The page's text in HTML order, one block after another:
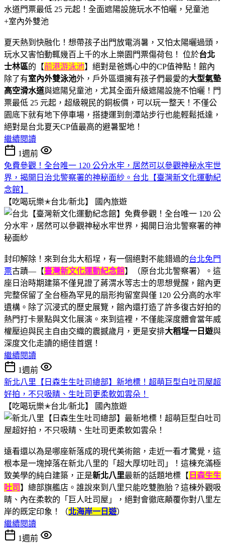
夏天熱到快融化！想帶孩子出門放電消暑，又怕太陽曬過頭，
玩水又害怕動輒幾百上千的水上樂園門票傷荷包！ 位於台北
士林區的【前港游泳池】絕對是爸媽心中的CP值神點！館內
除了有室內外雙泳池外，戶外區還擁有孩子們最愛的大型氣墊
高空滑水道與遮陽兒童池，尤其全面升級遮陽設施不怕曬！門
票最低 25 元起，超級親民的銅板價，可以玩一整天！不僅公
園底下就有地下停車場，搭捷運到劍潭站步行也能輕鬆抵達，
絕對是台北夏天CP值最高的避暑聖地！
繼續閱讀
1週前
免費參觀！全台唯一 120 公分水牢，居然可以參觀神秘水牢世
界，揭開日治北警察署的神秘面紗。台北【臺灣新文化運動紀
念館】
【吃喝玩樂✭台北/新北】
國內旅遊
封印解除！來到台北大稻埕，有一個絕對不能錯過的台北免門
票古蹟—【臺灣新文化運動紀念館】（原台北北警察署）。這
座日治時期建築不僅見證了蔣渭水等志士的思想覺醒，館內更
完整保留了全台極為罕見的扇形拘留室與僅 120 公分高的水牢
遺構。除了沉浸式的歷史展覽，館內還打造了許多復古好拍的
熱門打卡景點與文化展演。來到這裡，不僅能深度體會當年威
權壓迫與民主自由交織的震撼歲月，更是安排大稻埕一日遊與
深度文化走讀的絕佳首選！
繼續閱讀
1週前
新北八里【日森生生吐司總部】新地標！超萌巨型白吐司屋超
好拍，不只吸睛、生吐司更柔軟如雲朵！
【吃喝玩樂✭台北/新北】
國內旅遊
遠看還以為是哪座新落成的現代美術館，走近一看才驚覺，這
根本是一塊掉落在新北八里的「超大厚切吐司」！這棟充滿極
致美學的純白建築，正是新北八里最新的話題地標【 日森生生
吐司 】總部旗艦店。誰說來到八里只能吃雙胞胎？這棟外觀吸
睛、內在柔軟的「巨人吐司屋」，絕對會徹底顛覆你對八里左
岸的既定印象！（北海岸一日遊）
繼續閱讀
1週前